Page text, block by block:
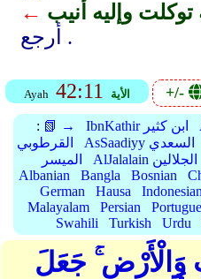
توكلت وإليه أنيب ←
أرجع .
Ayah 42:11 الأية +/-
: 📗 → IbnKathir ابن كثير
القرطوبي
AsSaadiyy السعدي
الميسر
AlJalalain الجلالين
Albanian
Bangla Bosnian
German
Hausa Indonesian
Malayalam
Persian
Swahili
Turkish Urdu
وَالْأَرْضِ ۚ جَعَلَ